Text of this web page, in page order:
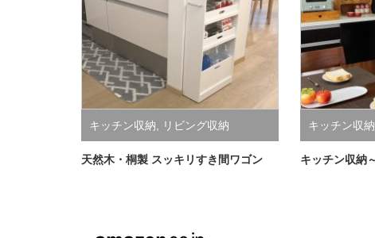
キッチン収納, リビング収納
天然木・桐製 スッキリすき間ワゴン
キッチン収納
キッチン収納